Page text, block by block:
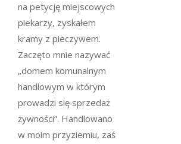
na petycję miejscowych
piekarzy, zyskałem
kramy z pieczywem.
Zaczęto mnie nazywać
„domem komunalnym
handlowym w którym
prowadzi się sprzedaż
żywności”. Handlowano
w moim przyziemiu, zaś